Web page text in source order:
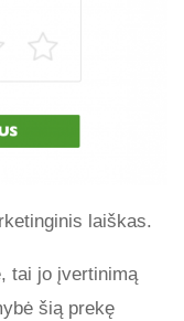
laiškas.
tai jo įvertinimą
šią prekę